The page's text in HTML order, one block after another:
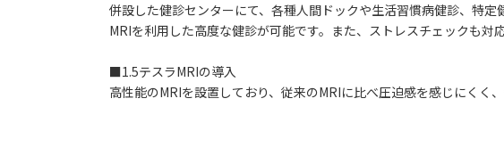
併設した健診センターにて、各種人間ドックや生活習慣病健診、特定
MRIを利用した高度な健診が可能です。また、ストレスチェックも対
■1.5テスラMRIの導入
高性能のMRIを設置しており、従来のMRIに比べ圧迫感を感じにくく